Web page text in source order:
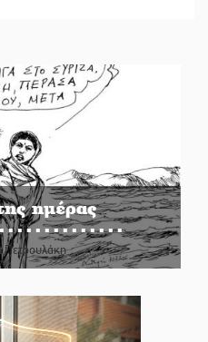
ημέρας
Πετρουλάκη